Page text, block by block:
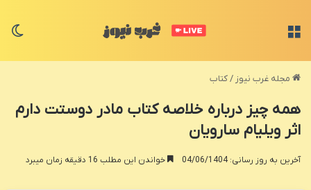
مجله غرب نیوز /کتاب
همه چیز درباره خلاصه کتاب مادر دوستت دارم
اثر ویلیام سارویان
آخرین به روز رسانی: 04/06/1404 خواندن این مطلب 16 دقیقه زمان میبرد